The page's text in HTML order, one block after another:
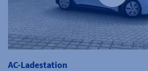
AC-Ladestation